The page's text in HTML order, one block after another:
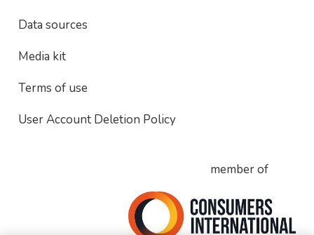
Data sources
Media kit
Terms of use
User Account Deletion Policy
member of